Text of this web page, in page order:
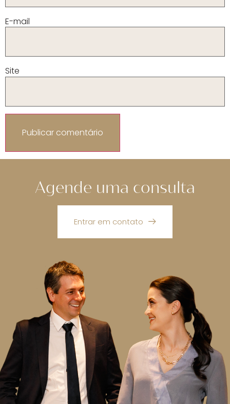
E-mail
Site
Agende uma consulta
Entrar em contato